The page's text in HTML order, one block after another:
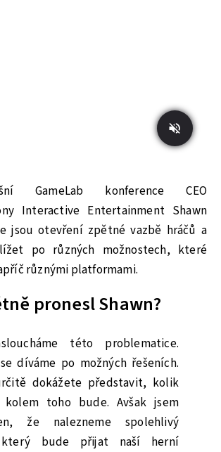
GameLab konference CEO
Interactive Entertainment Shawn
jsou otevření zpětné vazbě hráčů a
po různých možnostech, které
různými platformami.
pronesl Shawn?
této problematice.
díváme po možných řešeních.
dokážete představit, kolik
kolem toho bude. Avšak jsem
že nalezneme spolehlivý
který bude přijat naší herní